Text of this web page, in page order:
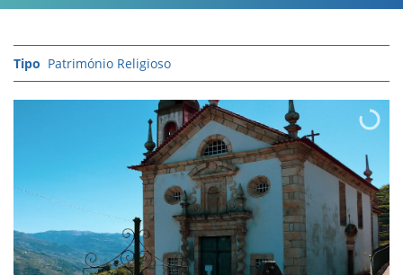
Património Religioso